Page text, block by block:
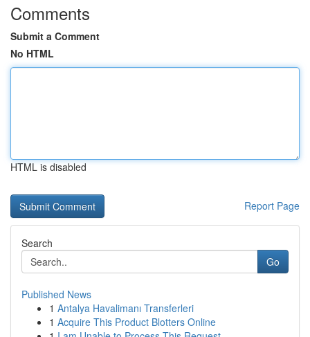
Comments
Submit a Comment
No HTML
HTML is disabled
Report Page
Search
Go
Published News
1 Antalya Havalimanı Transferleri
1 Acquire This Product Blotters Online